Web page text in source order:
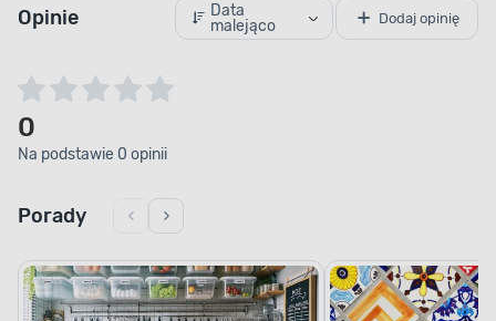
Opinie
Data
malejąco
Dodaj opinię
0
Na podstawie 0 opinii
Porady